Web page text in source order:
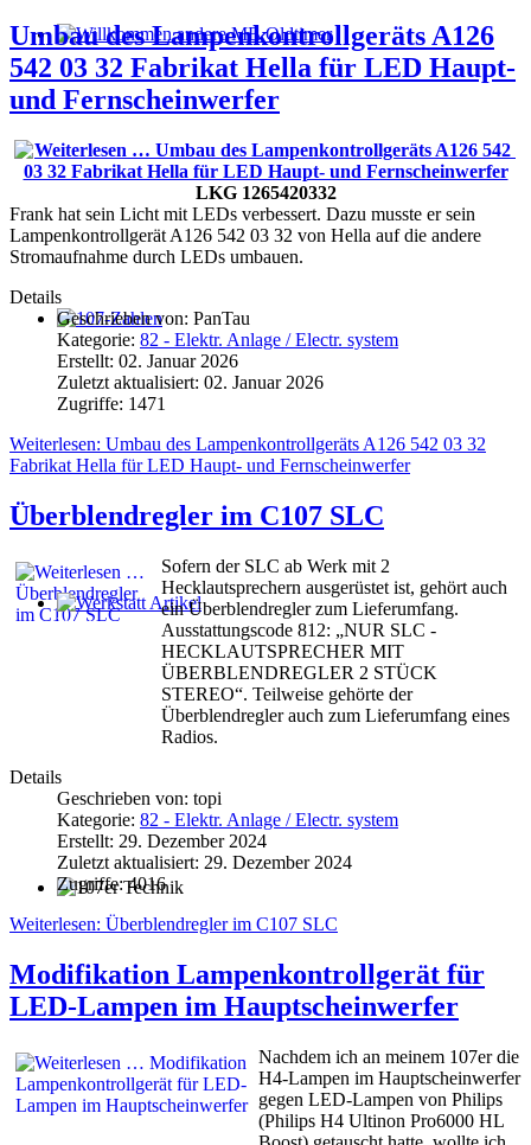
Willkommen andere MB Oldtimer
107-Zahlen
Werkstatt Artikel
Umbau des Lampenkontrollgeräts A126
542 03 32 Fabrikat Hella für LED Haupt-
und Fernscheinwerfer
LKG 1265420332
Frank hat sein Licht mit LEDs verbessert. Dazu musste er sein
Lampenkontrollgerät A126 542 03 32 von Hella auf die andere
Stromaufnahme durch LEDs umbauen.
Details
Geschrieben von: PanTau
Kategorie: 82 - Elektr. Anlage / Electr. system
Erstellt: 02. Januar 2026
Zuletzt aktualisiert: 02. Januar 2026
Zugriffe: 1471
Weiterlesen: Umbau des Lampenkontrollgeräts A126 542 03 32
Fabrikat Hella für LED Haupt- und Fernscheinwerfer
Überblendregler im C107 SLC
Sofern der SLC ab Werk mit 2
Hecklautsprechern ausgerüstet ist, gehört auch
ein Überblendregler zum Lieferumfang.
Ausstattungscode 812: „NUR SLC -
HECKLAUTSPRECHER MIT
ÜBERBLENDREGLER 2 STÜCK
STEREO“. Teilweise gehörte der
Überblendregler auch zum Lieferumfang eines
Radios.
Details
Geschrieben von: topi
Kategorie: 82 - Elektr. Anlage / Electr. system
Erstellt: 29. Dezember 2024
Zuletzt aktualisiert: 29. Dezember 2024
Zugriffe: 4016
Weiterlesen: Überblendregler im C107 SLC
Modifikation Lampenkontrollgerät für
LED-Lampen im Hauptscheinwerfer
Nachdem ich an meinem 107er die
H4-Lampen im Hauptscheinwerfer
gegen LED-Lampen von Philips
(Philips H4 Ultinon Pro6000 HL